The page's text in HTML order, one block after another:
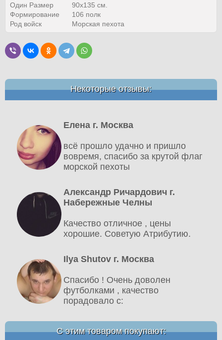
Один Размер
90х135 см.
Формирование
106 полк
Род войск
Морская пехота
Некоторые отзывы:
Елена г. Москва
всё прошло удачно и пришло
вовремя, спасибо за крутой флаг
морской пехоты
Александр Ричардович г.
Набережные Челны
Качество отличное , цены
хорошие. Советую Атрибутию.
Ilya Shutov г. Москва
Спасибо ! Очень доволен
футболками , качество
порадовало c:
С этим товаром покупают: